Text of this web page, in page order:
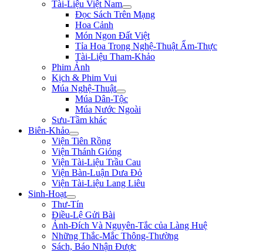
Tài-Liệu Việt Nam
Đọc Sách Trên Mạng
Hoa Cảnh
Món Ngon Đất Việt
Tỉa Hoa Trong Nghệ-Thuật Ẩm-Thực
Tài-Liệu Tham-Khảo
Phim Ảnh
Kịch & Phim Vui
Múa Nghệ-Thuật
Múa Dân-Tộc
Múa Nước Ngoài
Sưu-Tầm khác
Biên-Khảo
Viện Tiên Rồng
Viện Thánh Gióng
Viện Tài-Liệu Trầu Cau
Viện Bàn-Luận Dưa Đỏ
Viện Tài-Liệu Lang Liêu
Sinh-Hoạt
Thư-Tín
Điều-Lệ Gửi Bài
Ảnh-Đích Và Nguyên-Tắc của Làng Huệ
Những Thắc-Mắc Thông-Thường
Sách, Báo Nhận Được